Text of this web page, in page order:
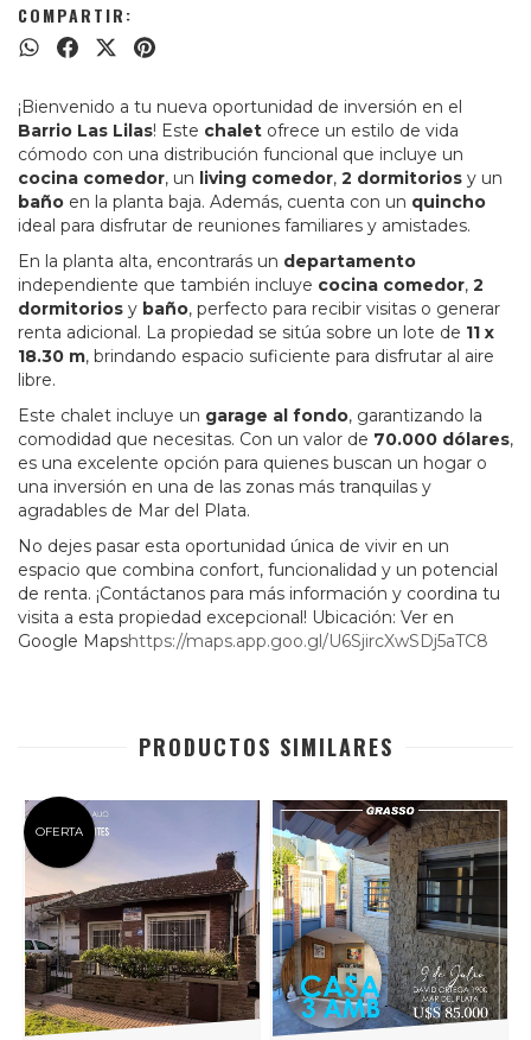
COMPARTIR:
¡Bienvenido a tu nueva oportunidad de inversión en el
Barrio Las Lilas! Este chalet ofrece un estilo de vida
cómodo con una distribución funcional que incluye un
cocina comedor, un living comedor, 2 dormitorios y un
baño en la planta baja. Además, cuenta con un quincho
ideal para disfrutar de reuniones familiares y amistades.
En la planta alta, encontrarás un departamento
independiente que también incluye cocina comedor, 2
dormitorios y baño, perfecto para recibir visitas o generar
renta adicional. La propiedad se sitúa sobre un lote de 11 x
18.30 m, brindando espacio suficiente para disfrutar al aire
libre.
Este chalet incluye un garage al fondo, garantizando la
comodidad que necesitas. Con un valor de 70.000 dólares,
es una excelente opción para quienes buscan un hogar o
una inversión en una de las zonas más tranquilas y
agradables de Mar del Plata.
No dejes pasar esta oportunidad única de vivir en un
espacio que combina confort, funcionalidad y un potencial
de renta. ¡Contáctanos para más información y coordina tu
visita a esta propiedad excepcional! Ubicación: Ver en
Google Mapshttps://maps.app.goo.gl/U6SjircXwSDj5aTC8
PRODUCTOS SIMILARES
OFERTA